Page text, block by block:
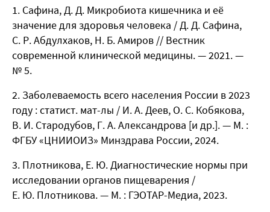
Сафина, Д. Д. Микробиота кишечника и её
значение для здоровья человека / Д. Д. Сафина,
С. Р. Абдулхаков, Н. Б. Амиров // Вестник
современной клинической медицины. — 2021. —
№ 5.
Заболеваемость всего населения России в 2023
году : статист. мат-лы / И. А. Деев, О. С. Кобякова,
В. И. Стародубов, Г. А. Александрова [и др.]. — М. :
ФГБУ «ЦНИИОИЗ» Минздрава России, 2024.
Плотникова, Е. Ю. Диагностические нормы при
исследовании органов пищеварения /
Е. Ю. Плотникова. — М. : ГЭОТАР-Медиа, 2023.